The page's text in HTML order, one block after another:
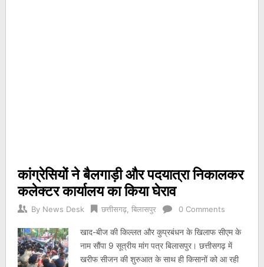
कांग्रेसियों ने बैलगाड़ी और पदयात्रा निकालकर
कलेक्टर कार्यालय का किया घेराव
By News Desk छत्तीसगढ़, बिलासपुर 0 Comments
खाद-बीज की किल्लत और कुप्रबंधन के खिलाफ सीएम के
नाम सौंपा 9 सूत्रीय मांग पत्र बिलासपुर। छत्तीसगढ़ में
खरीफ सीजन की शुरुआत के साथ ही किसानों को आ रही